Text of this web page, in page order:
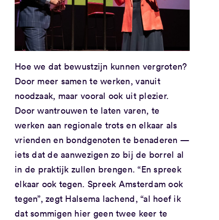
Hoe we dat bewustzijn kunnen vergroten?
Door meer samen te werken, vanuit
noodzaak, maar vooral ook uit plezier.
Door wantrouwen te laten varen, te
werken aan regionale trots en elkaar als
vrienden en bondgenoten te benaderen —
iets dat de aanwezigen zo bij de borrel al
in de praktijk zullen brengen. “En spreek
elkaar ook tegen. Spreek Amsterdam ook
tegen”, zegt Halsema lachend, “al hoef ik
dat sommigen hier geen twee keer te